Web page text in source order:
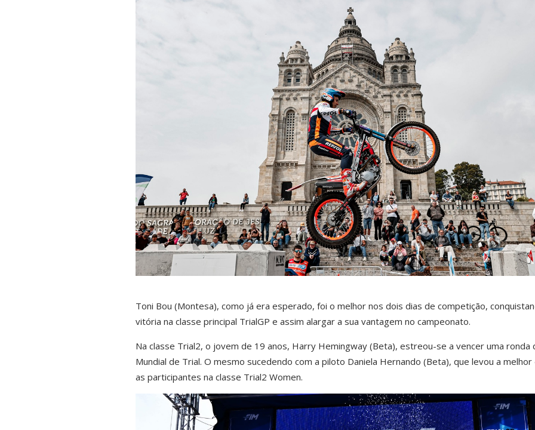
Toni Bou (Montesa), como já era esperado, foi o melhor nos dois dias de competição,
vitória na classe principal TrialGP e assim alargar a sua vantagem no campeonato.
Na classe Trial2, o jovem de 19 anos, Harry Hemingway (Beta), estreou-se a vencer uma ronda
Mundial de Trial. O mesmo sucedendo com a piloto Daniela Hernando (Beta), que levou a
as participantes na classe Trial2 Women.